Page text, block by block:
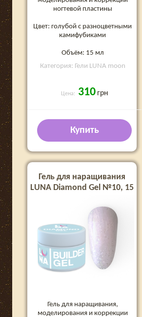
ногтевой пластины
Цвет: голубой с разноцветными
камифубиками
Объём: 15 мл
Категория: Гели LUNA moon
Цена: 310 грн
Купить
Гель для наращивания
LUNA Diamond Gel №10, 15
Гель для наращивания,
моделирования и коррекции